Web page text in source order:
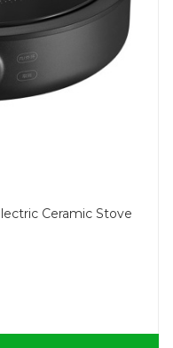
Ceramic Stove